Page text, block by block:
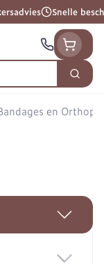
Snelle
Zoek
en